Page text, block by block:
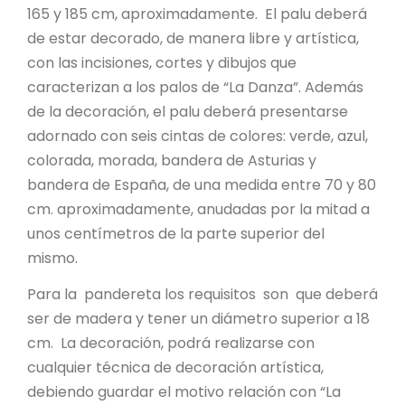
165 y 185 cm, aproximadamente. El palu deberá
de estar decorado, de manera libre y artística,
con las incisiones, cortes y dibujos que
caracterizan a los palos de “La Danza”. Además
de la decoración, el palu deberá presentarse
adornado con seis cintas de colores: verde, azul,
colorada, morada, bandera de Asturias y
bandera de España, de una medida entre 70 y 80
cm. aproximadamente, anudadas por la mitad a
unos centímetros de la parte superior del
mismo.
Para la pandereta los requisitos son que deberá
ser de madera y tener un diámetro superior a 18
cm. La decoración, podrá realizarse con
cualquier técnica de decoración artística,
debiendo guardar el motivo relación con “La